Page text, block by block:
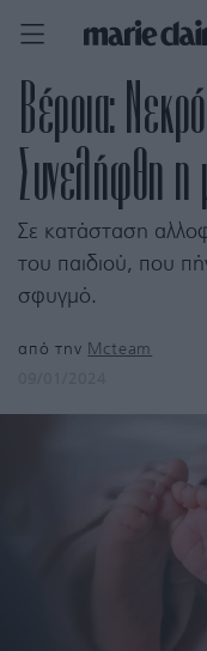
Βέροια:
Συνελήφθη η
Σε κατάσταση
του παιδιού, που
σφυγμό.
από την Mcteam